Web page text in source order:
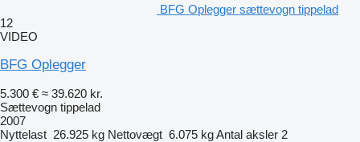
BFG Oplegger sættevogn tippelad
12
VIDEO
BFG Oplegger
5.300 € ≈ 39.620 kr.
Sættevogn tippelad
2007
Nyttelast 26.925 kg Nettovægt 6.075 kgAntal aksler 2